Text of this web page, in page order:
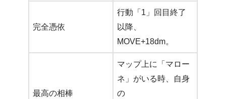
完全憑依
行動「1」回目終了
以降、
MOVE+18dm。
最高の相棒
マップ上に「マロー
ネ」がいる時、自身
の